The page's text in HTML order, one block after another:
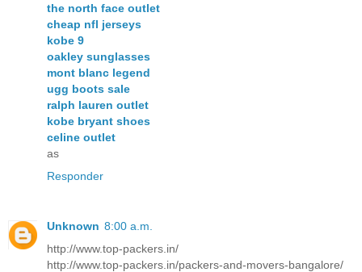
the north face outlet
cheap nfl jerseys
kobe 9
oakley sunglasses
mont blanc legend
ugg boots sale
ralph lauren outlet
kobe bryant shoes
celine outlet
as
Responder
Unknown 8:00 a.m.
http://www.top-packers.in/
http://www.top-packers.in/packers-and-movers-bangalore/